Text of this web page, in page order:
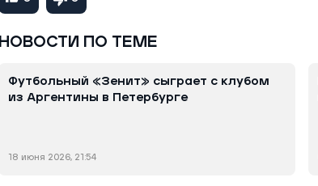
НОВОСТИ ПО ТЕМЕ
Футбольный «Зенит» сыграет с клубом
из Аргентины в Петербурге
18 июня 2026, 21:54